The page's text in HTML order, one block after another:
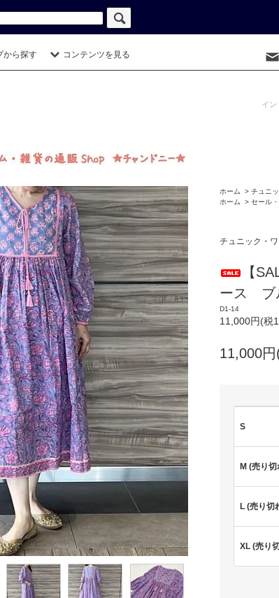
から探す コンテンツを見る
イ
ホーム > チュニ
ホーム
> セール
チュニック・
【
ース ブ
D1-14
11,000円(税
11,000
S
M (売り切
L (売り切
XL (売り